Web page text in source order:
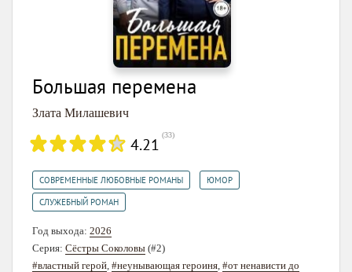
Большая перемена
Злата Милашевич
4.21 (33)
СОВРЕМЕННЫЕ ЛЮБОВНЫЕ РОМАНЫ ЮМОР
СЛУЖЕБНЫЙ РОМАН
Год выхода: 2026
Серия: Сёстры Соколовы (#2)
#властный герой #неунывающая героиня #от ненависти до